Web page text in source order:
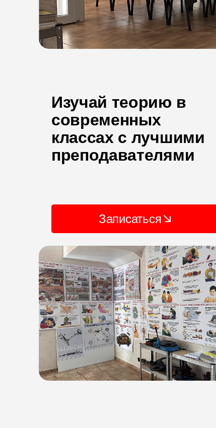
Изучай теорию в
современных
классах с лучшими
преподавателями
Записаться